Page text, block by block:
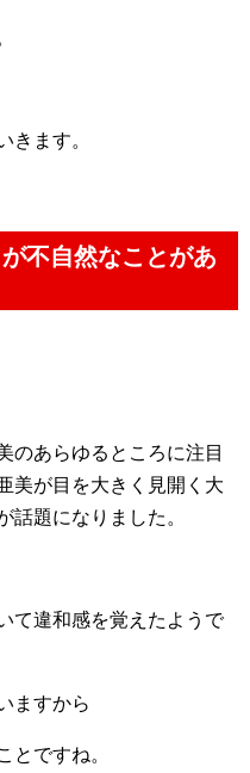
きます。
不自然なことがあ
のあらゆるところに注目
美が目を大きく見開く大
話題になりました。
て違和感を覚えたようで
ますから
とですね。